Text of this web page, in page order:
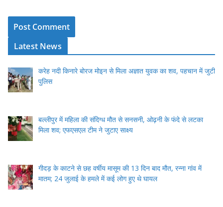
Latest News
करेह नदी किनारे बोरज मोइन से मिला अज्ञात युवक का शव, पहचान में जुटी
पुलिस
बल्लीपुर में महिला की संदिग्ध मौत से सनसनी, ओढ़नी के फंदे से लटका
मिला शव; एफएसएल टीम ने जुटाए साक्ष्य
गीदड़ के काटने से छह वर्षीय मासूम की 13 दिन बाद मौत, रन्ना गांव में
मातम; 24 जुलाई के हमले में कई लोग हुए थे घायल